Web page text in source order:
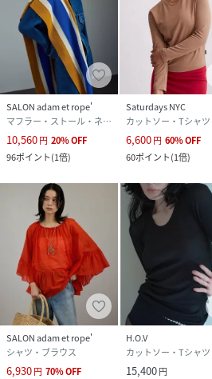
SALON adam et rope'
マフラー・ストール・ネックウォーマー
10,560円 20%OFF
96ポイント(1倍)
Saturdays NYC
カットソー・Tシャツ
6,600円 60%OFF
60ポイント(1倍)
SALON adam et rope'
シャツ・ブラウス
6,930円 70%OFF
H.O.V
カットソー・Tシャツ
15,400円